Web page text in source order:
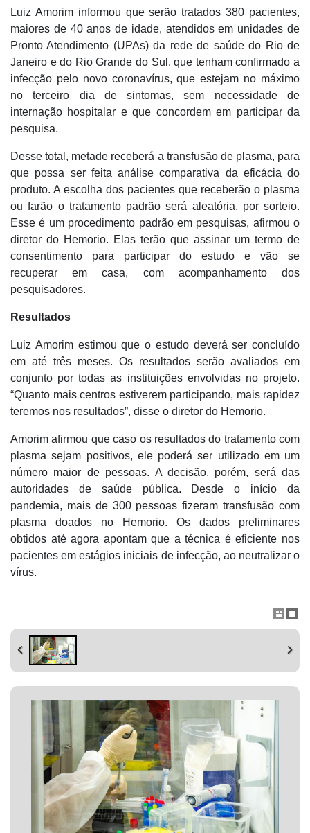
Luiz Amorim informou que serão tratados 380 pacientes,
maiores de 40 anos de idade, atendidos em unidades de
Pronto Atendimento (UPAs) da rede de saúde do Rio de
Janeiro e do Rio Grande do Sul, que tenham confirmado a
infecção pelo novo coronavírus, que estejam no máximo
no terceiro dia de sintomas, sem necessidade de
internação hospitalar e que concordem em participar da
pesquisa.
Desse total, metade receberá a transfusão de plasma, para
que possa ser feita análise comparativa da eficácia do
produto. A escolha dos pacientes que receberão o plasma
ou farão o tratamento padrão será aleatória, por sorteio.
Esse é um procedimento padrão em pesquisas, afirmou o
diretor do Hemorio. Elas terão que assinar um termo de
consentimento para participar do estudo e vão se
recuperar em casa, com acompanhamento dos
pesquisadores.
Resultados
Luiz Amorim estimou que o estudo deverá ser concluído
em até três meses. Os resultados serão avaliados em
conjunto por todas as instituições envolvidas no projeto.
“Quanto mais centros estiverem participando, mais rapidez
teremos nos resultados”, disse o diretor do Hemorio.
Amorim afirmou que caso os resultados do tratamento com
plasma sejam positivos, ele poderá ser utilizado em um
número maior de pessoas. A decisão, porém, será das
autoridades de saúde pública. Desde o início da
pandemia, mais de 300 pessoas fizeram transfusão com
plasma doados no Hemorio. Os dados preliminares
obtidos até agora apontam que a técnica é eficiente nos
pacientes em estágios iniciais de infecção, ao neutralizar o
vírus.